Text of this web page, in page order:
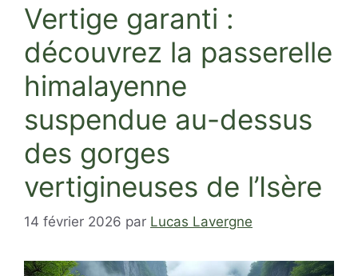
Vertige garanti :
découvrez la passerelle
himalayenne
suspendue au-dessus
des gorges
vertigineuses de l’Isère
14 février 2026 par Lucas Lavergne